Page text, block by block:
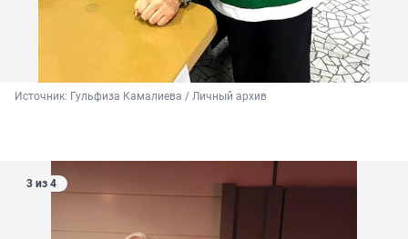
Источник: Гульфиза Камалиева / Личный архив
3 из 4